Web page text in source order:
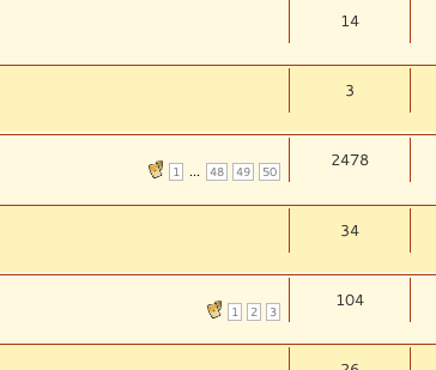
14
3
1 ... 48 49 50
2478
34
1 2 3
104